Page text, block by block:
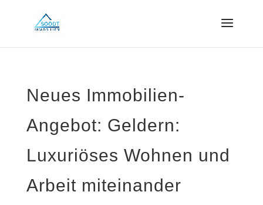
Neues Immobilien-
Angebot: Geldern:
Luxuriöses Wohnen und
Arbeit miteinander